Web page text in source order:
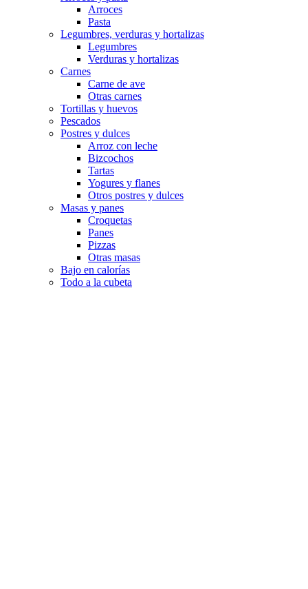
Arroces
Pasta
Legumbres, verduras y hortalizas
Legumbres
Verduras y hortalizas
Carnes
Carne de ave
Otras carnes
Tortillas y huevos
Pescados
Postres y dulces
Arroz con leche
Bizcochos
Tartas
Yogures y flanes
Otros postres y dulces
Masas y panes
Croquetas
Panes
Pizzas
Otras masas
Bajo en calorías
Todo a la cubeta